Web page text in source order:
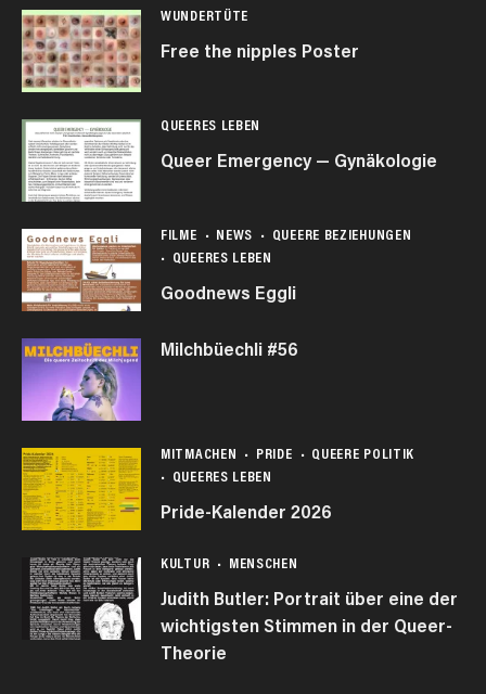
WUNDERTÜTE
Free the nipples Poster
QUEERES LEBEN
Queer Emergency — Gynäkologie
FILME NEWS
QUEERE BEZIEHUNGEN
QUEERES LEBEN
Goodnews Eggli
Milchbüechli #56
MITMACHEN PRIDE
QUEERE POLITIK
QUEERES LEBEN
Pride-Kalender 2026
KULTUR MENSCHEN
Judith Butler: Portrait über eine der
wichtigsten Stimmen in der Queer-
Theorie